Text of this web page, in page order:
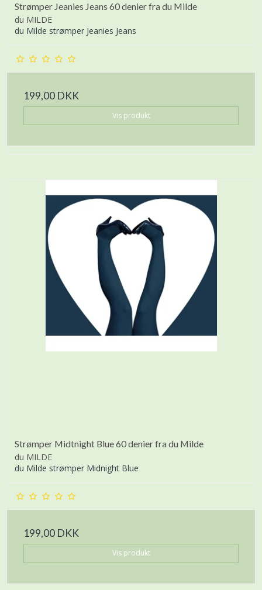
Strømper Jeanies Jeans 60 denier fra du Milde
du MILDE
du Milde strømper Jeanies Jeans
199,00 DKK
Vis produkt
Strømper Midtnight Blue 60 denier fra du Milde
du MILDE
du Milde strømper Midnight Blue
199,00 DKK
Vis produkt